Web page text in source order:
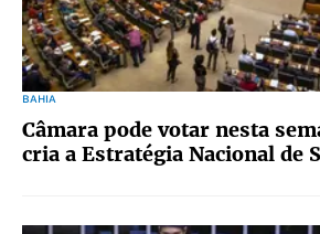
BAHIA
Câmara pode votar nesta
cria a Estratégia Nacional de